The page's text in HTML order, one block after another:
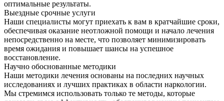
оптимальные результаты.
Выездные срочные услуги
Наши специалисты могут приехать к вам в кратчайшие сроки,
обеспечивая оказание неотложной помощи и начало лечения
непосредственно на месте, что позволяет минимизировать
время ожидания и повышает шансы на успешное
восстановление.
Научно обоснованные методики
Наши методики лечения основаны на последних научных
исследованиях и лучших практиках в области наркологии.
Мы стремимся использовать только те методы, которые